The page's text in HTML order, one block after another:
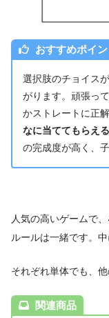
おすすめポイン
選択肢のチョイス
がります。頑張っ
かストレートに正
なに当ててもらえ
の完成度が高く、
人気の高いゲームで
ルールは一緒です。
それぞれ単体でも、
関連商品